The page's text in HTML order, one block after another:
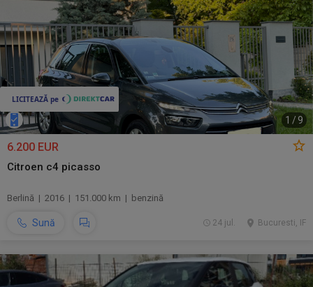
1 /9
6.200 EUR
Citroen c4 picasso
Berlină | 2016 | 151.000 km | benzină
Sună Bucuresti, IF
24 jul.